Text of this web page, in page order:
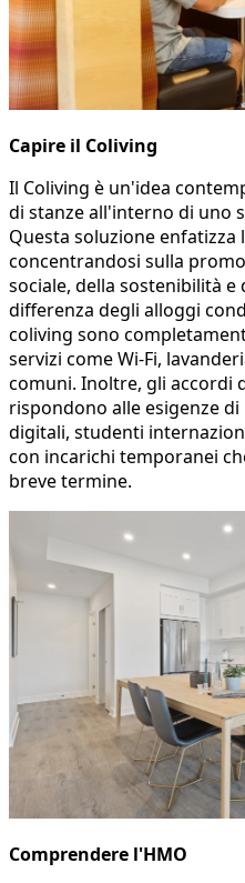
Capire il Coliving
Il Coliving è un'idea
di stanze all'interno di uno
Questa soluzione enfatizza
concentrandosi sulla
sociale, della sostenibilità e
differenza degli alloggi
coliving sono
servizi come Wi-Fi,
comuni. Inoltre, gli accordi
rispondono alle esigenze
digitali, studenti
con incarichi temporanei
breve termine.
Comprendere l'HMO